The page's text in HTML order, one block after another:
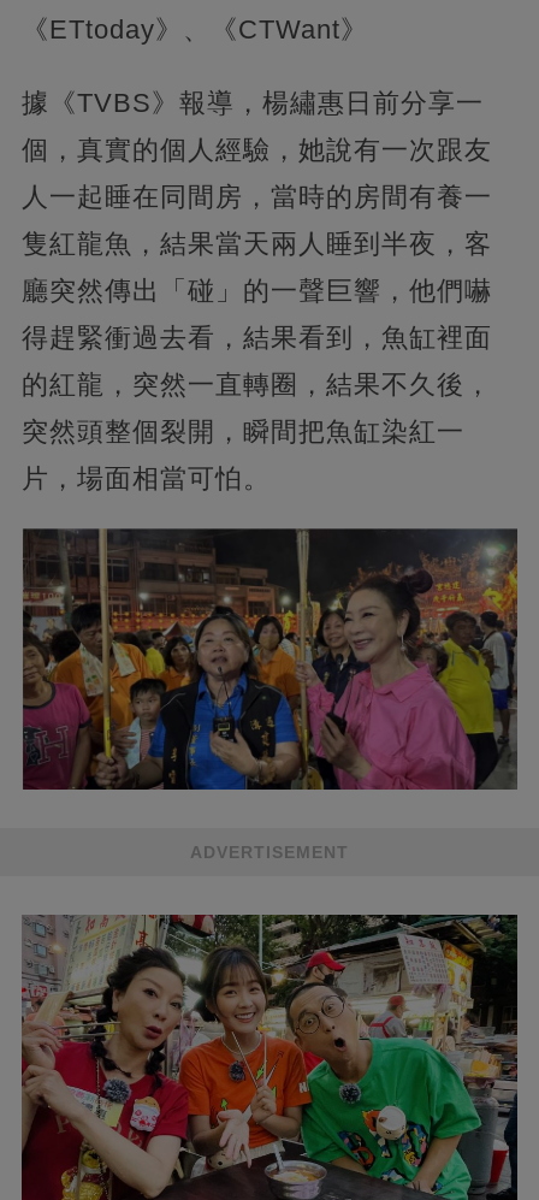
《ETtoday》、《CTWant》
據《TVBS》報導，楊繡惠日前分享一
個，真實的個人經驗，她說有一次跟友
人一起睡在同間房，當時的房間有養一
隻紅龍魚，結果當天兩人睡到半夜，客
廳突然傳出「碰」的一聲巨響，他們嚇
得趕緊衝過去看，結果看到，魚缸裡面
的紅龍，突然一直轉圈，結果不久後，
突然頭整個裂開，瞬間把魚缸染紅一
片，場面相當可怕。
ADVERTISEMENT